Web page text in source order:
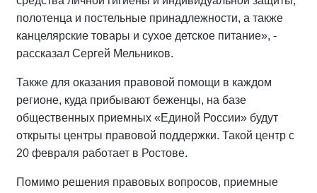
полотенца и постельные принадлежности, а также
канцелярские товары и сухое детское питание», -
рассказал Сергей Мельников.
Также для оказания правовой помощи в каждом
регионе, куда прибывают беженцы, на базе
общественных приемных «Единой России» будут
открыты центры правовой поддержки. Такой центр с
20 февраля работает в Ростове.
Помимо решения правовых вопросов, приемные